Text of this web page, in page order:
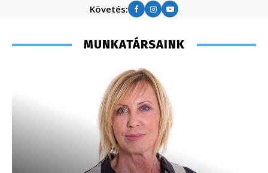
Követés:
MUNKATÁRSAINK